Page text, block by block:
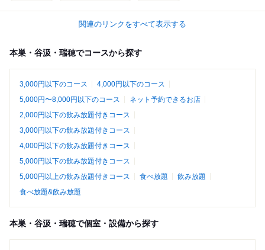
関連のリンクをすべて表示する
本巣・谷汲・瑞穂でコースから探す
3,000円以下のコース
4,000円以下のコース
5,000円〜8,000円以下のコース
ネット予約できるお店
2,000円以下の飲み放題付きコース
3,000円以下の飲み放題付きコース
4,000円以下の飲み放題付きコース
5,000円以下の飲み放題付きコース
5,000円以上の飲み放題付きコース
食べ放題
飲み放題
食べ放題&飲み放題
本巣・谷汲・瑞穂で個室・設備から探す